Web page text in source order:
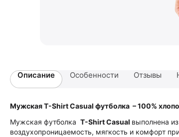
Описание Особенности Отзывы
Мужская T-Shirt Casual футболка – 100%
Мужская футболка T-Shirt Casual выполнена из
воздухопроницаемость, мягкость и комфорт